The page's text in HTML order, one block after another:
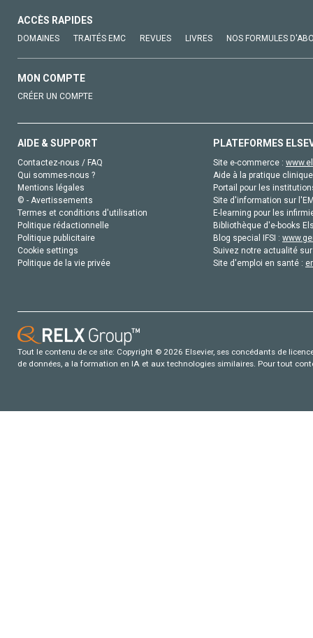
ACCÈS RAPIDES
DOMAINES TRAITÉS EMC REVUES LIVRES NOS FORMULES
MON COMPTE
CRÉER UN COMPTE
AIDE & SUPPORT
Contactez-nous / FAQ
Qui sommes-nous ?
Mentions légales
© - Avertissements
Termes et conditions d'utilisation
Politique rédactionnelle
Politique publicitaire
Cookie settings
Politique de la vie privée
PLATEFORMES
Site e-commerce :
Aide à la pratique
Portail pour les
Site d'information sur
E-learning pour les
Bibliothèque d'e-books
Blog special IFSI :
Suivez notre actualité
Site d'emploi en santé :
Tout le contenu de ce site: Copyright © 2026 Elsevier, ses concédants de
de données, a la formation en IA et aux technologies similaires. Pour tout